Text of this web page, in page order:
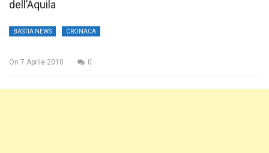
dell’Aquila
BASTIA NEWS CRONACA
On 7 Aprile 2010 0